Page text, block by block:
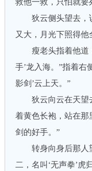
救他一救，只怕就要
狄云侧头望去，
又大，月光下照得他
瘦老头指着他道：
手’龙入海。”指着右
影剑’云上天。”
狄云向云在天望
着黄色长袍，站在那
剑的好手。”
转身向身后那人
二，名叫‘无声拳’虎